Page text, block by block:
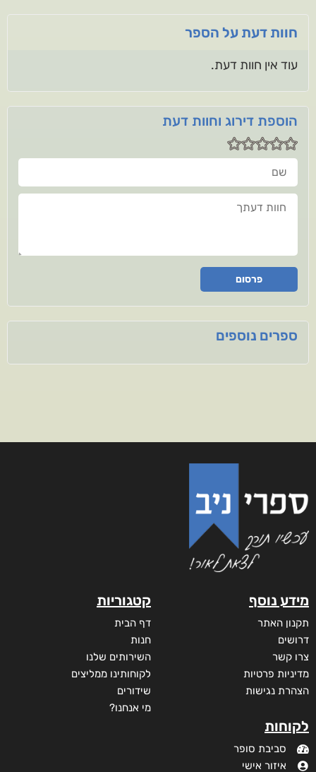
חוות דעת על הספר
עוד אין חוות דעת.
הוספת דירוג וחוות דעת
שם
חוות דעתך
פרסום
ספרים נוספים
מידע נוסף
תקנון האתר
דרושים
צרו קשר
מדיניות פרטיות
הצהרת נגישות
לקוחות
סביבת סופר
איזור אישי
קטגוריות
דף הבית
חנות
השירותים שלנו
לקוחותינו ממליצים
שידורים
מי אנחנו?